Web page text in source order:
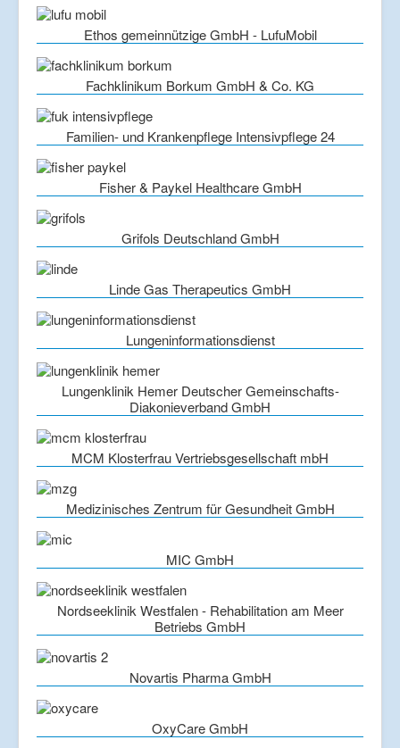
Ethos gemeinnützige GmbH - LufuMobil
Fachklinikum Borkum GmbH & Co. KG
Familien- und Krankenpflege Intensivpflege 24
Fisher & Paykel Healthcare GmbH
Grifols Deutschland GmbH
Linde Gas Therapeutics GmbH
Lungeninformationsdienst
Lungenklinik Hemer Deutscher Gemeinschafts-
Diakonieverband GmbH
MCM Klosterfrau Vertriebsgesellschaft mbH
Medizinisches Zentrum für Gesundheit GmbH
MIC GmbH
Nordseeklinik Westfalen - Rehabilitation am Meer
Betriebs GmbH
Novartis Pharma GmbH
OxyCare GmbH